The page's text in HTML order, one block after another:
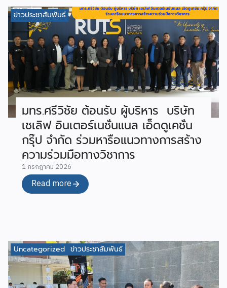
ข่าวประชาสัมพันธ์
มทร.ศรีวิชัย ต้อนรับ ผู้บริหาร บริษัท
เชเลิฟ อินเตอร์เนชั่นแนล เอ็ดดูเคชั่น
กรุ๊ป จำกัด ร่วมหารือแนวทางการสร้าง
ความร่วมมือทางวิชาการ
1 กรกฎาคม 2026
Read more
Uncategorized ข่าวประชาสัมพันธ์